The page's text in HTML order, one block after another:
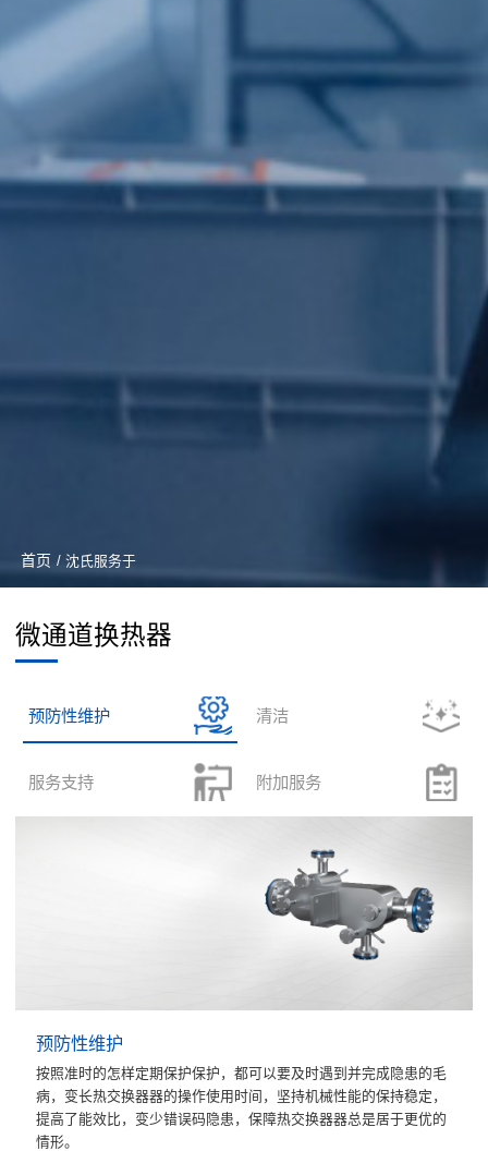
首页 / 沈氏服务于
微通道换热器
预防性维护 清洁
服务支持 附加服务
预防性维护
按照准时的怎样定期保护保护，都可以要及时遇到并完成隐患的毛
病，变长热交换器器的操作使用时间，坚持机械性能的保持稳定，
提高了能效比，变少错误码隐患，保障热交换器器总是居于更优的
情形。